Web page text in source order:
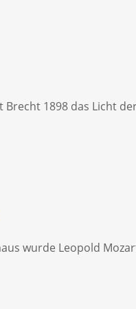
1898 das Licht
wurde Leopold